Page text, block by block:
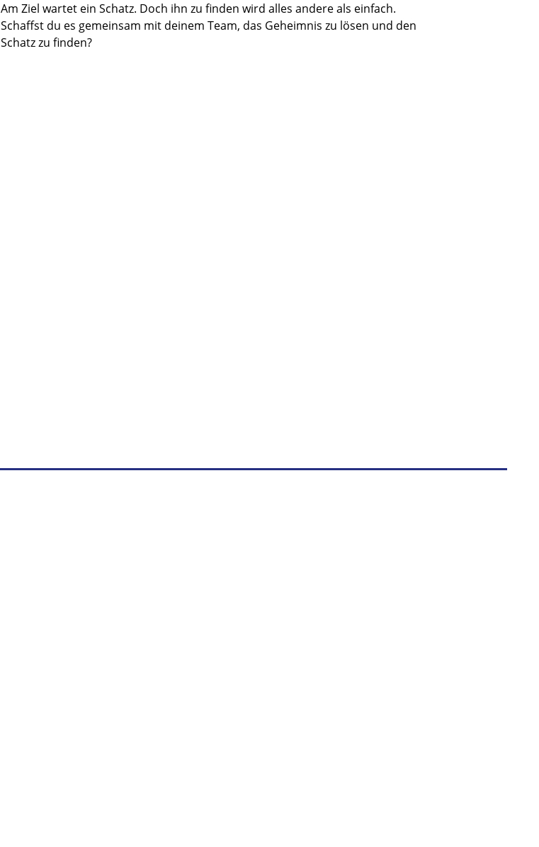
Am Ziel wartet ein Schatz. Doch ihn zu finden wird alles andere als einfach.
Schaffst du es gemeinsam mit deinem Team, das Geheimnis zu lösen und den
Schatz zu finden?